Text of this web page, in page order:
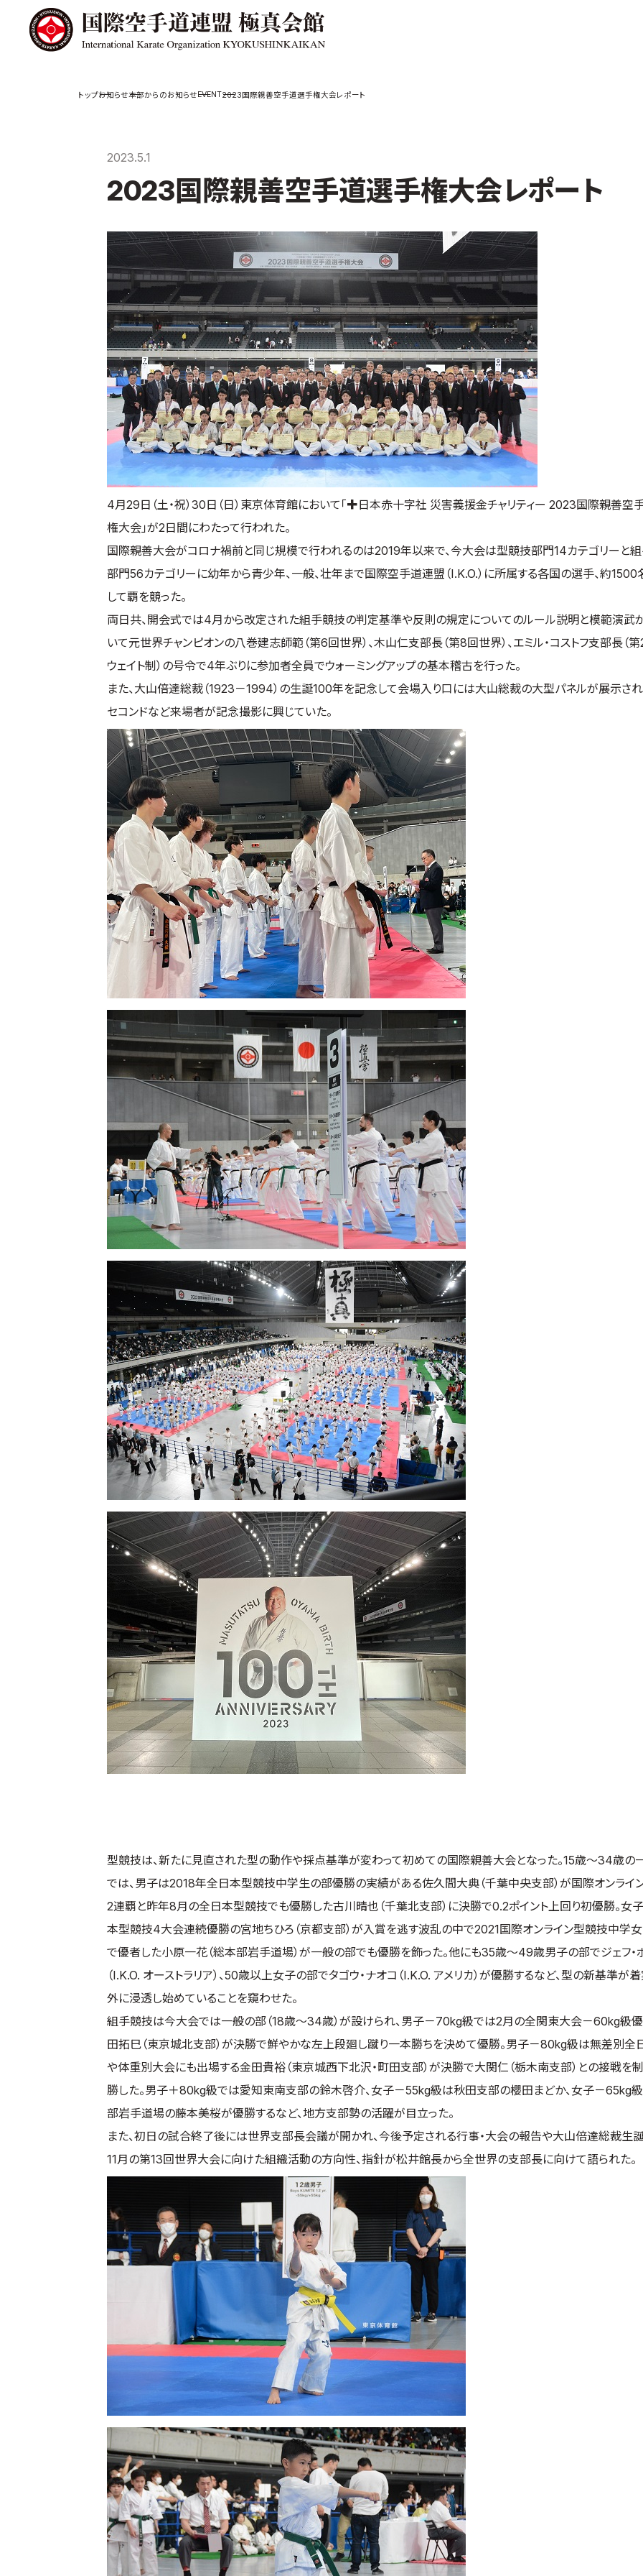
大山倍達総裁 紹
介松井章奎館長 紹
極真の歴史
国際空手道連盟に
ついて
公式記録
試合規則
入門のご案内
青少年部・保護者
の方へ
一般の部・壮年部
の方
会員制度
お知らせ本部からのお知らせEVENT2023国際親善空手道選手権大会レポート
2023.5.1
2023国際親善空手道選手権大会レポート
4月29日（土・祝）30日（日）東京体育館において「✚日本赤十字社 災害義援金チャリティー 2023国際親善空
権大会」が2日間にわたって行われた。
国際親善大会がコロナ禍前と同じ規模で行われるのは2019年以来で、今大会は型競技部門14カテゴリーと
部門56カテゴリーに幼年から青少年、一般、壮年まで国際空手道連盟（I.K.O.）に所属する各国の選手、約
して覇を競った。
両日共、開会式では4月から改定された組手競技の判定基準や反則の規定についてのルール説明と模範演武
いて元世界チャンピオンの八巻建志師範（第6回世界）、木山仁支部長（第8回世界）、エミル・コストフ支部長（
ウェイト制）の号令で4年ぶりに参加者全員でウォーミングアップの基本稽古を行った。
また、大山倍達総裁（1923－1994）の生誕100年を記念して会場入り口には大山総裁の大型パネルが展示され
セコンドなど来場者が記念撮影に興じていた。
型競技は、新たに見直された型の動作や採点基準が変わって初めての国際親善大会となった。15歳～34歳の
では、男子は2018年全日本型競技中学生の部優勝の実績がある佐久間大典（千葉中央支部）が国際オンライ
2連覇と昨年8月の全日本型競技でも優勝した古川晴也（千葉北支部）に決勝で0.2ポイント上回り初優勝。女
本型競技4大会連続優勝の宮地ちひろ（京都支部）が入賞を逃す波乱の中で2021国際オンライン型競技中学
で優者した小原一花（総本部岩手道場）が一般の部でも優勝を飾った。他にも35歳～49歳男子の部でジェフ・
（I.K.O. オーストラリア）、50歳以上女子の部でタゴウ・ナオコ（I.K.O. アメリカ）が優勝するなど、型の新基準が
外に浸透し始めていることを窺わせた。
組手競技は今大会では一般の部（18歳～34歳）が設けられ、男子－70kg級では2月の全関東大会－60kg級
田拓巳（東京城北支部）が決勝で鮮やかな左上段廻し蹴り一本勝ちを決めて優勝。男子－80kg級は無差別全
や体重別大会にも出場する金田貴裕（東京城西下北沢・町田支部）が決勝で大関仁（栃木南支部）との接戦を
勝した。男子＋80kg級では愛知東南支部の鈴木啓介、女子－55kg級は秋田支部の櫻田まどか、女子－65kg
部岩手道場の藤本美桜が優勝するなど、地方支部勢の活躍が目立った。
また、初日の試合終了後には世界支部長会議が開かれ、今後予定される行事・大会の報告や大山倍達総裁生
11月の第13回世界大会に向けた組織活動の方向性、指針が松井館長から全世界の支部長に向けて語られた。